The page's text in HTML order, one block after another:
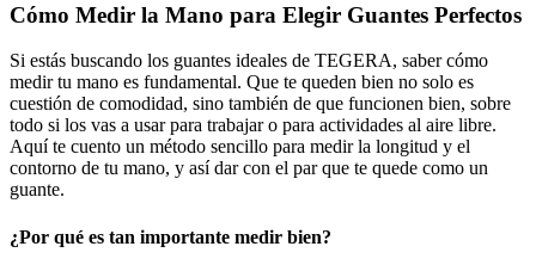
Cómo Medir la Mano para Elegir Guantes Perfectos
Si estás buscando los guantes ideales de TEGERA, saber cómo
medir tu mano es fundamental. Que te queden bien no solo es
cuestión de comodidad, sino también de que funcionen bien, sobre
todo si los vas a usar para trabajar o para actividades al aire libre.
Aquí te cuento un método sencillo para medir la longitud y el
contorno de tu mano, y así dar con el par que te quede como un
guante.
¿Por qué es tan importante medir bien?